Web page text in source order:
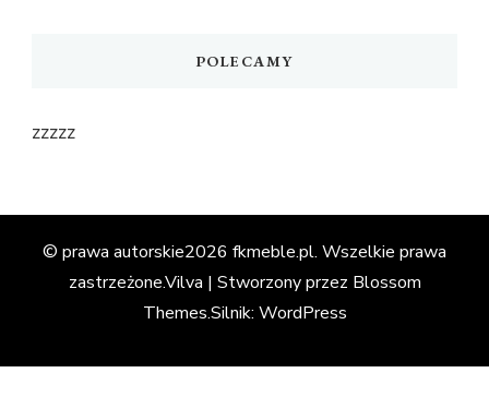
POLECAMY
zzzzz
© prawa autorskie2026 fkmeble.pl. Wszelkie prawa
zastrzeżone.Vilva | Stworzony przez Blossom
Themes.Silnik: WordPress